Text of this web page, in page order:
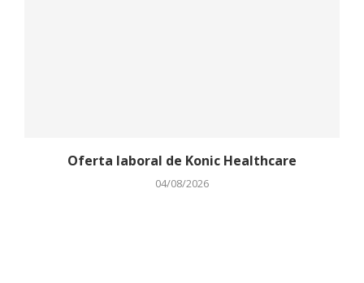
Oferta laboral de Konic Healthcare
04/08/2026